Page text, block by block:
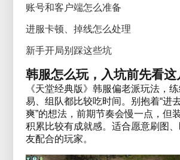
账号和客户端怎么准备
进服卡顿、掉线怎么处理
新手开局别踩这些坑
韩服怎么玩，入坑前先看这
《天堂经典版》韩服偏老派玩法，
易、组队都比较吃时间。别抱着“进
爽”的想法，前期节奏会慢一点，但
积累比较有成就感。适合愿意刷图
友配合的玩家。